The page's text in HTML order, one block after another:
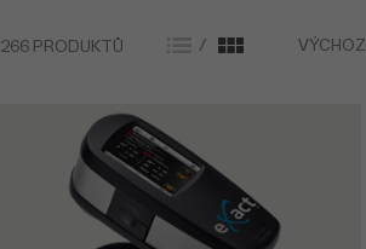
266 PRODUKTŮ / VÝCHOZÍ